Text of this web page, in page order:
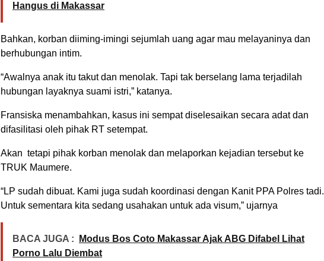
Hangus di Makassar
Bahkan, korban diiming-imingi sejumlah uang agar mau melayaninya dan
berhubungan intim.
“Awalnya anak itu takut dan menolak. Tapi tak berselang lama terjadilah
hubungan layaknya suami istri,” katanya.
Fransiska menambahkan, kasus ini sempat diselesaikan secara adat dan
difasilitasi oleh pihak RT setempat.
Akan tetapi pihak korban menolak dan melaporkan kejadian tersebut ke
TRUK Maumere.
“LP sudah dibuat. Kami juga sudah koordinasi dengan Kanit PPA Polres tadi.
Untuk sementara kita sedang usahakan untuk ada visum,” ujarnya
BACA JUGA :
Modus Bos Coto Makassar Ajak ABG Difabel Lihat
Porno Lalu Diembat